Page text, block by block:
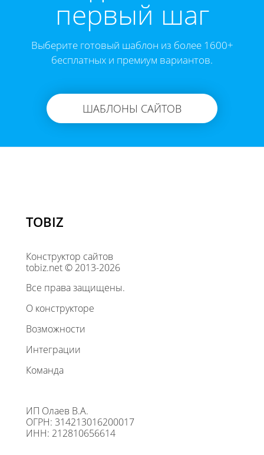
первый шаг
Выберите готовый шаблон из более 1600+
бесплатных и премиум вариантов.
ШАБЛОНЫ САЙТОВ
TOBIZ
Конструктор сайтов
tobiz.net © 2013-2026
Все права защищены.
О конструкторе
Возможности
Интеграции
Команда
ИП Олаев В.А.
ОГРН: 314213016200017
ИНН: 212810656614